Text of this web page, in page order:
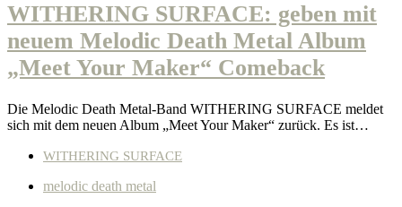
WITHERING SURFACE: geben mit
neuem Melodic Death Metal Album
„Meet Your Maker“ Comeback
Die Melodic Death Metal-Band WITHERING SURFACE meldet
sich mit dem neuen Album „Meet Your Maker“ zurück. Es ist…
WITHERING SURFACE
melodic death metal